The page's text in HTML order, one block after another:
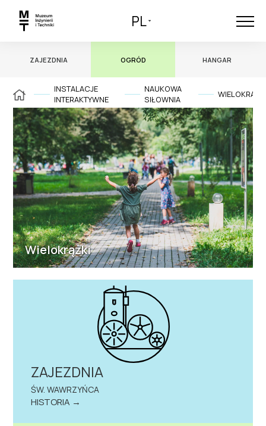
PL
ZAJEZDNIA OGRÓD HANGAR
INSTALACJE
INTERAKTYWNE
NAUKOWA
SIŁOWNIA
Wielokrążki
ZAJEZDNIA
ŚW. WAWRZYŃCA
HISTORIA →